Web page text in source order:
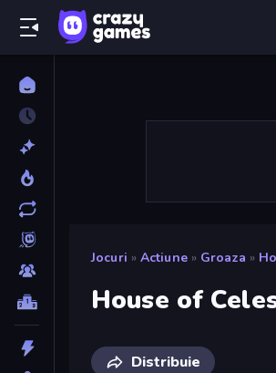
Jocuri » Actiune » Groaza »
House of
Distribuie